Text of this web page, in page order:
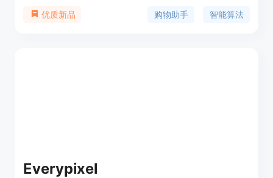
升用户购物体验。
优质新品 购物助手 智能算法
Everypixel